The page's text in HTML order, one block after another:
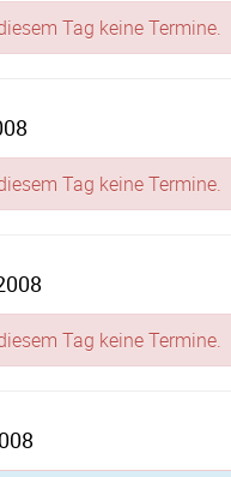
Tag keine Termine.
Tag keine Termine.
Tag keine Termine.